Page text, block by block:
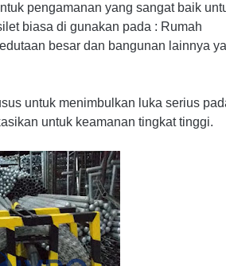
pengamanan yang sangat baik
biasa di gunakan pada : Rumah
besar dan bangunan lainnya
untuk menimbulkan luka serius
untuk keamanan tingkat tinggi.